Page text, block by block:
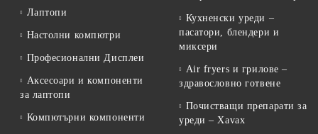
Лаптопи
Настолни компютри
Професионални Дисплеи
Аксесоари и компоненти
за лаптопи
Компютърни компоненти
Кухненски уреди –
пасатори, блендери и
миксери
Air fryers и грилове –
здравословно готвене
Почистващи препарати за
уреди – Xavax